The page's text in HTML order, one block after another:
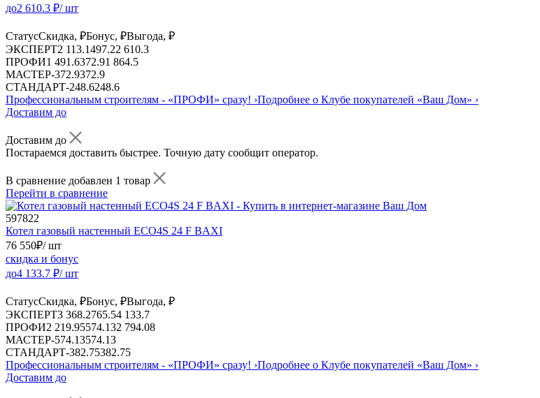
до2 610.3 ₽/ шт
СтатусСкидка, ₽Бонус, ₽Выгода, ₽
ЭКСПЕРТ2 113.1497.22 610.3
ПРОФИ1 491.6372.91 864.5
МАСТЕР-372.9372.9
СТАНДАРТ-248.6248.6
Профессиональным строителям - «ПРОФИ» сразу! ›Подробнее о Клубе покупателей «Ваш Дом» ›
Доставим до
Доставим до
Постараемся доставить быстрее. Точную дату сообщит оператор.
В сравнение добавлен 1 товар
Перейти в сравнение
597822
Котел газовый настенный ECO4S 24 F BAXI
76 550₽/ шт
скидка и бонус
до4 133.7 ₽/ шт
СтатусСкидка, ₽Бонус, ₽Выгода, ₽
ЭКСПЕРТ3 368.2765.54 133.7
ПРОФИ2 219.95574.132 794.08
МАСТЕР-574.13574.13
СТАНДАРТ-382.75382.75
Профессиональным строителям - «ПРОФИ» сразу! ›Подробнее о Клубе покупателей «Ваш Дом» ›
Доставим до